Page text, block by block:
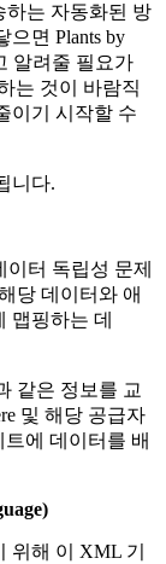
하는 자동화된 방
면 Plants by
알려줄 필요가
는 것이 바람직
이기 시작할 수
니다.
이터 독립성 문제
당 데이터와 애
맵핑하는 데
같은 정보를 교
및 해당 공급자
에 데이터를 배
위해 이 XML 기